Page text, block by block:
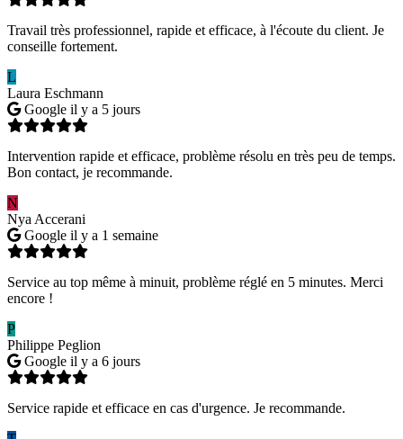
Travail très professionnel, rapide et efficace, à l'écoute du client. Je
conseille fortement.
L
Laura Eschmann
Google il y a 5 jours
Intervention rapide et efficace, problème résolu en très peu de temps.
Bon contact, je recommande.
N
Nya Accerani
Google il y a 1 semaine
Service au top même à minuit, problème réglé en 5 minutes. Merci
encore !
P
Philippe Peglion
Google il y a 6 jours
Service rapide et efficace en cas d'urgence. Je recommande.